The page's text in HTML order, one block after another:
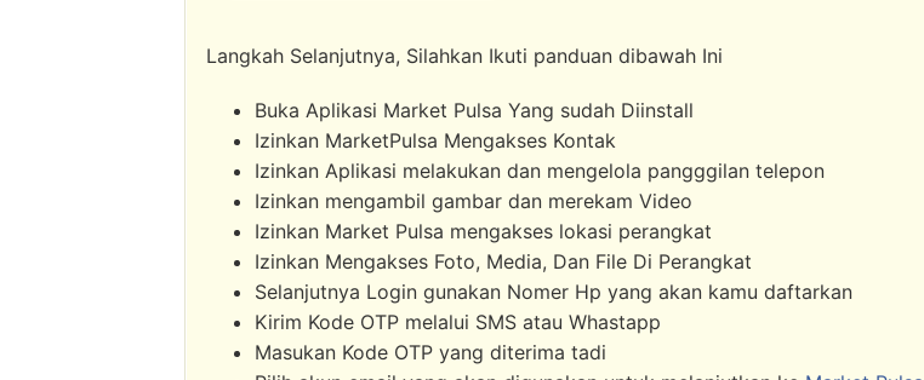
Langkah Selanjutnya, Silahkan Ikuti panduan dibawah Ini
Buka Aplikasi Market Pulsa Yang sudah Diinstall
Izinkan MarketPulsa Mengakses Kontak
Izinkan Aplikasi melakukan dan mengelola pangggilan telepon
Izinkan mengambil gambar dan merekam Video
Izinkan Market Pulsa mengakses lokasi perangkat
Izinkan Mengakses Foto, Media, Dan File Di Perangkat
Selanjutnya Login gunakan Nomer Hp yang akan kamu daftarkan
Kirim Kode OTP melalui SMS atau Whastapp
Masukan Kode OTP yang diterima tadi